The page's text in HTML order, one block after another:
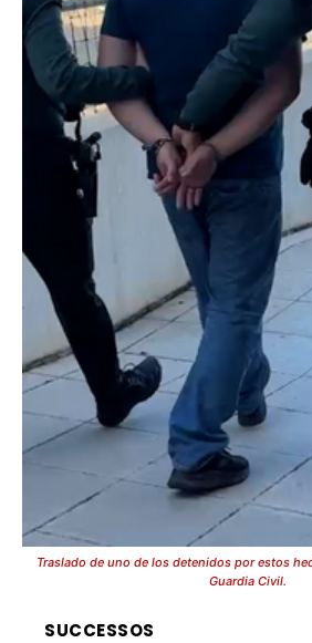
Traslado de uno de los detenidos por estos
Guardia Civil.
SUCCESSOS